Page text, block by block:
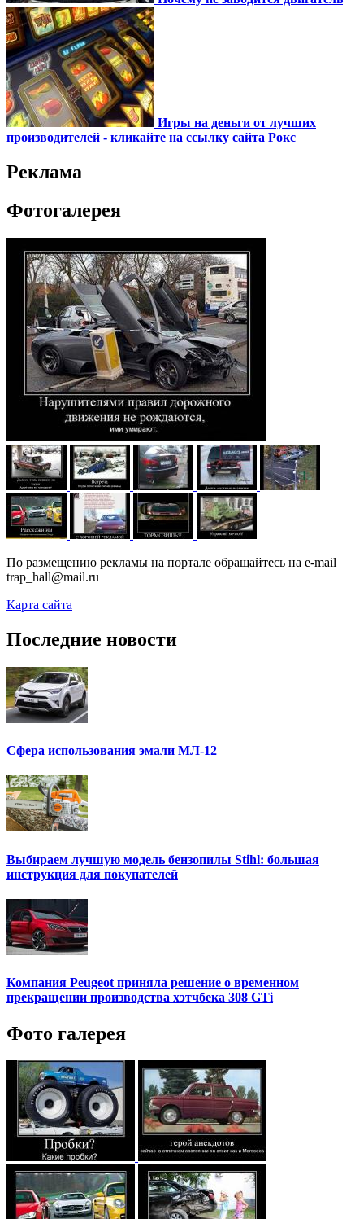
Игры на деньги от лучших
производителей - кликайте на ссылку сайта Рокс
Реклама
Фотогалерея
По размещению рекламы на портале обращайтесь на e-mail
trap_hall@mail.ru
Карта сайта
Последние новости
Сфера использования эмали МЛ-12
Выбираем лучшую модель бензопилы Stihl: большая
инструкция для покупателей
Компания Peugeot приняла решение о временном
прекращении производства хэтчбека 308 GTi
Фото галерея